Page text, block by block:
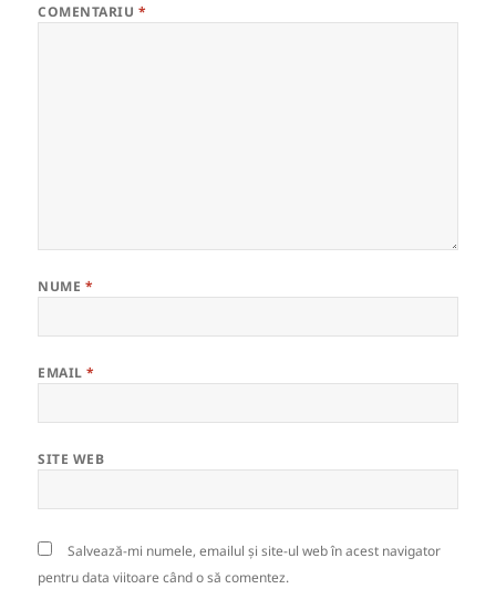
COMENTARIU *
NUME *
EMAIL*
SITE WEB
Salvează-mi numele, emailul și site-ul web în acest navigator
pentru data viitoare când o să comentez.